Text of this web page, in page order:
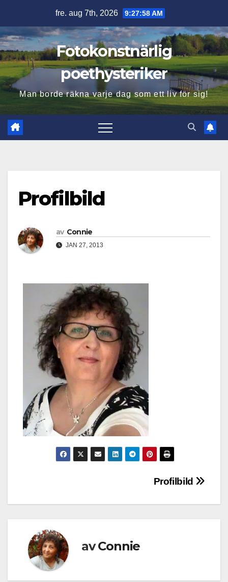
innehåll
fre. aug 7th, 2026 9:27:59 AM
Fotokonstnärlig
poethysteriker
Man borde räkna varje dag som ett liv för sig!
Profilbild
av Connie
JAN 27, 2013
InläggsnavigeringProfilbild
avConnie